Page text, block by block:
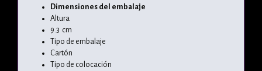
Dimensiones del embalaje
Altura
9.3 cm
Tipo de embalaje
Cartón
Tipo de colocación